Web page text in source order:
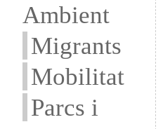
Ambient
Migrants
Mobilitat
Parcs i